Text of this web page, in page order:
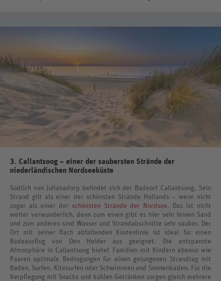
3. Callantsoog – einer der saubersten Strände der
niederländischen Nordseeküste
Südlich von Julianadorp befindet sich der Badeort Callantsoog. Sein
Strand gilt als einer der schönsten Strände Hollands – wenn nicht
sogar als einer der schönsten Strände der Nordsee. Das ist nicht
weiter verwunderlich, denn zum einen gibt es hier sehr feinen Sand
und zum anderen sind Wasser und Strandabschnitte sehr sauber. Der
Ort mit seiner flach abfallenden Küstenlinie ist ideal für einen
Badeausflug von Den Helder aus geeignet. Die entspannte
Atmosphäre in Callantsoog bietet Familien mit Kindern ebenso wie
Paaren optimale Bedingungen für einen gelungenen Strandtag mit
Baden, Surfen, Kitesurfen oder Schwimmen und Sonnenbaden. Für die
Verpflegung mit Snacks und kühlen Getränken sorgen gleich mehrere